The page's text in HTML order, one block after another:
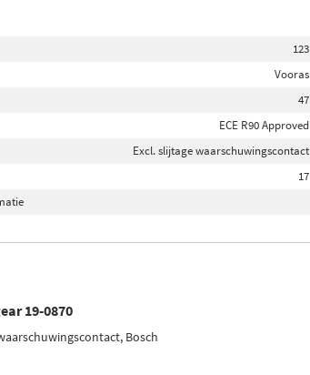
123
Vooras
47
ECE R90 Approved
Excl. slijtage waarschuwingscontact
17
19-0870
Bosch